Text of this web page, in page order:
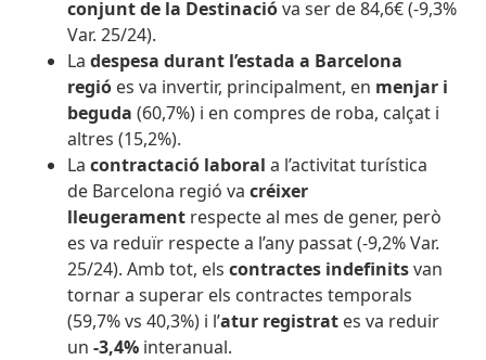
conjunt de la Destinacióva ser de 84,6€ (-9,3%
Var. 25/24).
Ladespesa durant l’estada a Barcelona
regió es va invertir, principalment, en menjar i
beguda(60,7%) i en compres de roba, calçat i
altres (15,2%).
Lacontractació laboral a l’activitat turística
de Barcelona regió vacréixer
lleugerament respecte al mes de gener, però
es va reduïr respecte a l’any passat (-9,2% Var.
25/24). Amb tot, elscontractes indefinitsvan
tornar a superar els contractes temporals
(59,7% vs 40,3%) i l’atur registrat es va reduir
un-3,4% interanual.